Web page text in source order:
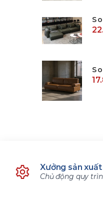
Xưởng sản
Chủ động quy